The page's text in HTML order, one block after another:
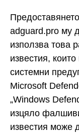
adguard.pro му
използва това
известия,
системни
Microsoft
„Windows
изцяло
известия може